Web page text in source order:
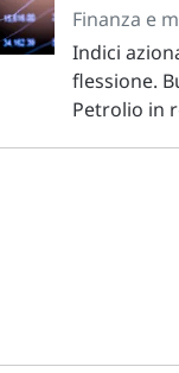
Finanza e
Indici
flessione.
Petrolio in